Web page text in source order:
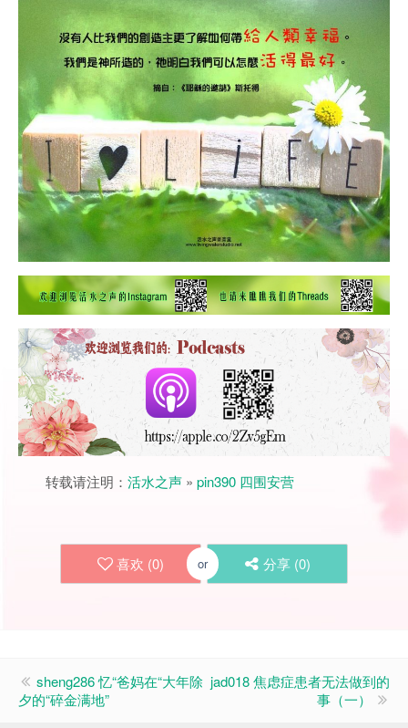
转载请注明： 活水之声 » pin390 四围安营
喜欢 (0) or 分享 (0)
sheng286 忆“爸妈在“大年除
夕的“碎金满地”
jad018 焦虑症患者无法做到的
事（一）